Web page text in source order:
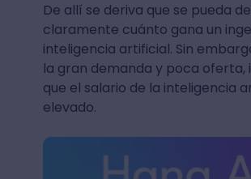
De allí se deriva que se pueda
claramente cuánto gana un
inteligencia artificial. Sin
la gran demanda y poca oferta,
que el salario de la inteligencia
elevado.